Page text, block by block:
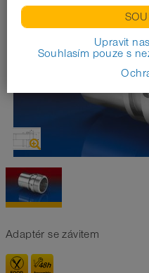
Adaptér se závitem
Upravit
Souhlasím pouze s